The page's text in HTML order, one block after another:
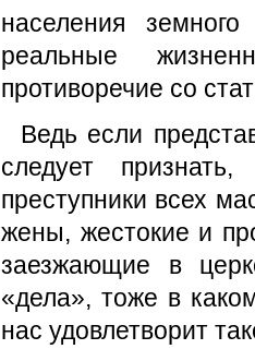
населения
реальные
противоречие со
Ведь если
следует
преступники всех
жены, жестокие и
заезжающие в
«дела», тоже в
нас удовлетворит